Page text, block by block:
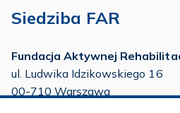
Siedziba FAR
Fundacja Aktywnej
ul. Ludwika Idzikowskiego 16
00-710 Warszawa